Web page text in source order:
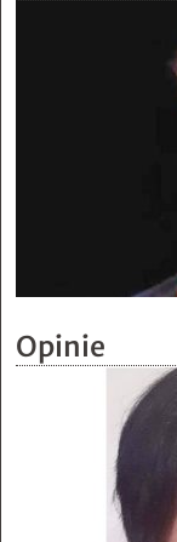
Opinie